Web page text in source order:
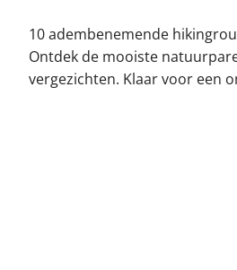
10 adembenemende
Ontdek de mooiste
vergezichten. Klaar voor een